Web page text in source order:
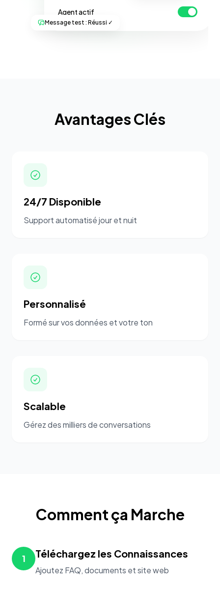
Agent actif
Message test : Réussi ✓
Avantages Clés
24/7 Disponible
Support automatisé jour et nuit
Personnalisé
Formé sur vos données et votre ton
Scalable
Gérez des milliers de conversations
Comment ça Marche
1 Téléchargez les Connaissances
Ajoutez FAQ, documents et site web